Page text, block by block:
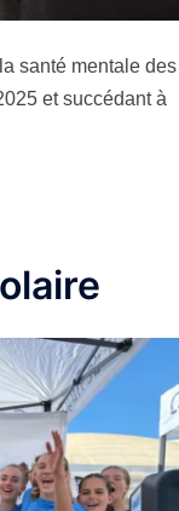
santé mentale des
et succédant à